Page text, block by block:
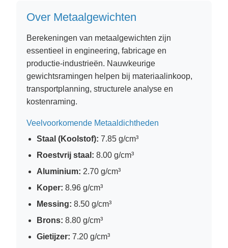
Over Metaalgewichten
Berekeningen van metaalgewichten zijn
essentieel in engineering, fabricage en
productie-industrieën. Nauwkeurige
gewichtsramingen helpen bij materiaalinkoop,
transportplanning, structurele analyse en
kostenraming.
Veelvoorkomende Metaaldichtheden
Staal (Koolstof): 7.85 g/cm³
Roestvrij staal: 8.00 g/cm³
Aluminium: 2.70 g/cm³
Koper: 8.96 g/cm³
Messing: 8.50 g/cm³
Brons: 8.80 g/cm³
Gietijzer: 7.20 g/cm³